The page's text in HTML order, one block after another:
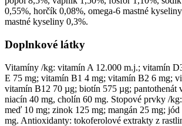
0,55%, horčík 0,08%, omega-6 mastné
mastné kyseliny 0,3%.
Doplnkové látky
Vitamíny /kg: vitamín A 12.000 m.j.; vitamín
E 75 mg; vitamín B1 4 mg; vitamín B2 6 mg;
vitamín B12 70 µg; biotín 575 µg; pantothenát
niacín 40 mg, cholín 60 mg. Stopové prvky /
meď 10 mg; zinok 125 mg; mangán 25 mg; jód
mg. Antioxidanty: tokoferolové extrakty z